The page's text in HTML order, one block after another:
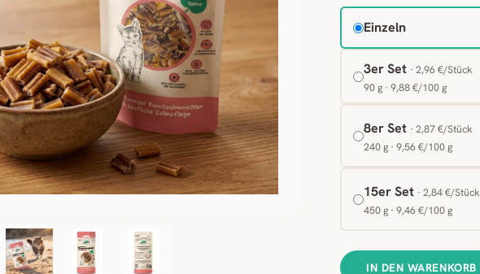
Einzeln
3er Set · 2,96 €/Stück
90 g · 9,88 €/100 g
8er Set · 2,87 €/Stück
240 g · 9,56 €/100 g
15er Set · 2,84 €/Stück
450 g · 9,46 €/100 g
IN DEN WARENKORB